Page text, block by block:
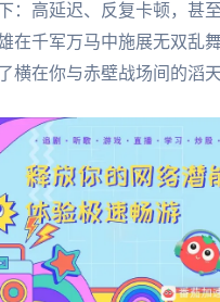
：高延迟、反复卡顿，甚
在千军万马中施展无双乱
横在你与赤壁战场间的滔天